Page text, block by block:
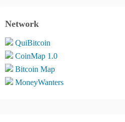
Network
QuiBitcoin
CoinMap 1.0
Bitcoin Map
MoneyWanters